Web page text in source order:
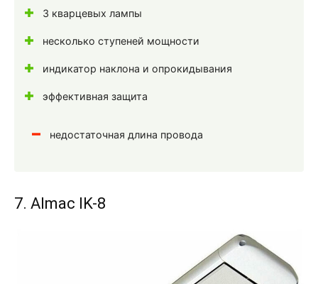
3 кварцевых лампы
несколько ступеней мощности
индикатор наклона и опрокидывания
эффективная защита
недостаточная длина провода
7. Almac IK-8